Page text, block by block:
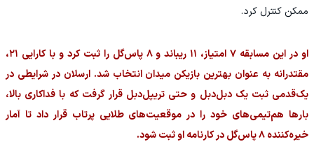
ممکن کنترل کرد.
‏او در این مسابقه ۷ امتیاز، ۱۱ ریباند و ۸ پاس‌گل را ثبت کرد و با کارایی ۲۱،
مقتدرانه به عنوان بهترین بازیکن میدان انتخاب شد. ارسلان در شرایطی در
یک‌قدمی ثبت یک دبل‌دبل و حتی تریپل‌دبل قرار گرفت که با فداکاری بالا،
بارها هم‌تیمی‌های خود را در موقعیت‌های طلایی پرتاب قرار داد تا آمار
خیره‌کننده ۸ پاس‌گل در کارنامه او ثبت شود.